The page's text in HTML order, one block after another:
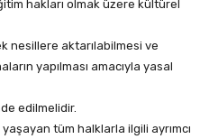
hakları olmak üzere kültürel
nesillere aktarılabilmesi ve
yapılması amacıyla yasal
edilmelidir.
tüm halklarla ilgili ayrımcı